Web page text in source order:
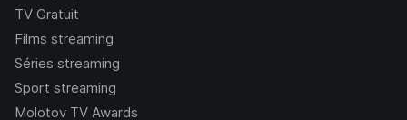
TV Gratuit
Films streaming
Séries streaming
Sport streaming
Molotov TV Awards